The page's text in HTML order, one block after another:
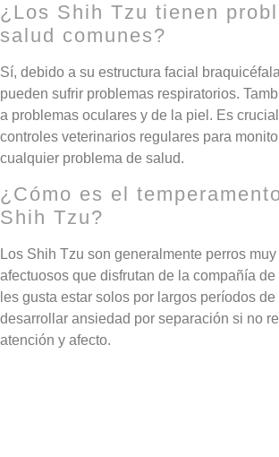
¿Los Shih Tzu tienen
salud comunes?
Sí, debido a su estructura facial
pueden sufrir problemas respiratorios.
a problemas oculares y de la piel. Es
controles veterinarios regulares para
cualquier problema de salud.
¿Cómo es el
Shih Tzu?
Los Shih Tzu son generalmente perros
afectuosos que disfrutan de la compañía
les gusta estar solos por largos períodos
desarrollar ansiedad por separación si no
atención y afecto.